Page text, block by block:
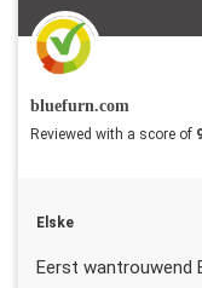
bluefurn.com
Reviewed with a score of
Elske
Eerst wantrouwend